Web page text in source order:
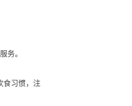
务。
食习惯，注